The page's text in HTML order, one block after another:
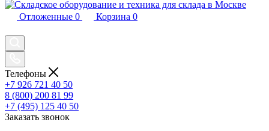
Отложенные 0 Корзина 0
Телефоны
+7 926 721 40 50
8 (800) 200 81 99
+7 (495) 125 40 50
Заказать звонок